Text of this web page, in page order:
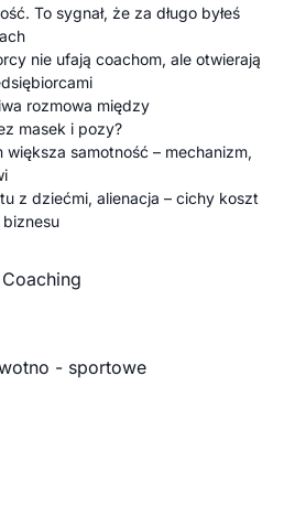
To sygnał, że za długo byłeś
nie ufają coachom, ale otwierają
rozmowa między
masek i pozy?
samotność – mechanizm,
z dziećmi, alienacja – cichy koszt
- sportowe